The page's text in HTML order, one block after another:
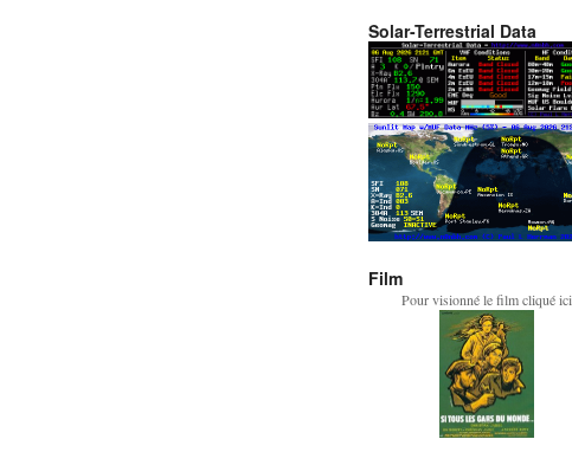
Solar-Terrestrial Data
Film
Pour visionné le film cliqué ici